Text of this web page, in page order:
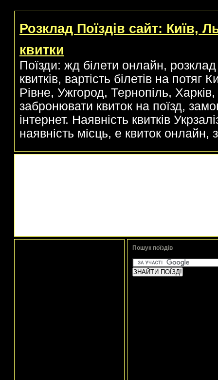
Розклад Поїздів сайт: Київ,
квитки
Поїзди: жд білети онлайн, розклад
квитків, вартість білетів на потяг
Рівне, Ужгород, Тернопіль,
забронювати квиток на поїзд,
інтернет. Наявність квитків
наявність місць, е квиток онлайн,
Пошук поїздів